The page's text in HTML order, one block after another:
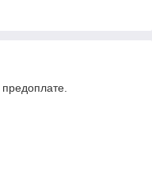
предоплате.